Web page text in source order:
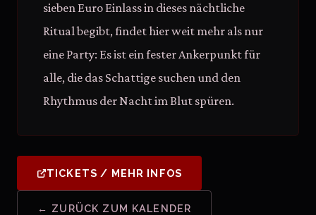
sieben Euro Einlass in dieses nächtliche
Ritual begibt, findet hier weit mehr als nur
eine Party: Es ist ein fester Ankerpunkt für
alle, die das Schattige suchen und den
Rhythmus der Nacht im Blut spüren.
TICKETS / MEHR INFOS
← ZURÜCK ZUM KALENDER